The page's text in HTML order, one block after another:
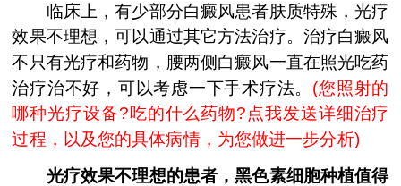
临床上，有少部分白癜风患者肤质特殊，光疗
效果不理想，可以通过其它方法治疗。治疗白癜风
不只有光疗和药物，腰两侧白癜风一直在照光吃药
治疗治不好，可以考虑一下手术疗法。 (您照射的
哪种光疗设备?吃的什么药物?点我发送详细治疗
过程，以及您的具体病情，为您做进一步分析)
光疗效果不理想的患者，黑色素细胞种植值得